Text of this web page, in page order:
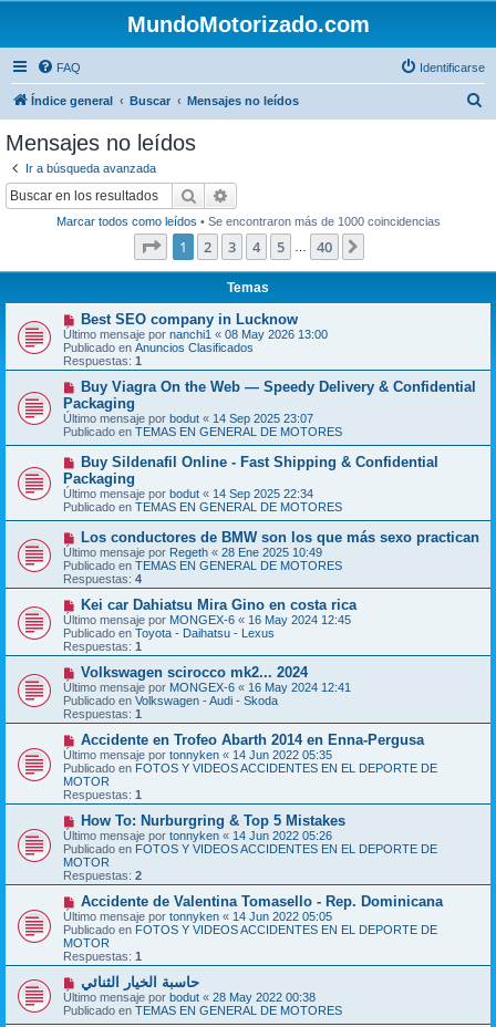
MundoMotorizado.com
FAQ Identificarse
Índice general Buscar Mensajes no leídos
Mensajes no leídos
Ir a búsqueda avanzada
Buscar
Marcar todos como leídos • Se encontraron más de 1000 coincidencias
Página de 40
1 2 3 4 5 40
Temas
N
u
e
v
o
m
e
n
s
a
j
Best SEO company in Lucknow
Último mensaje por nanchi1 « 08 May 2026 13:00
Publicado en Anuncios Clasificados
Respuestas: 1
N
e
v
o
m
n
s
a
e
Buy Viagra On the Web — Speedy Delivery & Confidential
Packaging
Último mensaje por bodut « 14 Sep 2025 23:07
Publicado en TEMAS EN GENERAL DE MOTORES
N
e
v
o
m
n
s
a
j
Buy Sildenafil Online - Fast Shipping & Confidential
Packaging
Último mensaje por bodut « 14 Sep 2025 22:34
Publicado en TEMAS EN GENERAL DE MOTORES
N
u
e
v
o
m
e
n
s
a
e
Los conductores de BMW son los que más sexo practican
Último mensaje por Regeth « 28 Ene 2025 10:49
Publicado en TEMAS EN GENERAL DE MOTORES
Respuestas: 4
N
u
e
v
o
m
e
n
s
a
e
Kei car Dahiatsu Mira Gino en costa rica
Último mensaje por MONGEX-6 « 16 May 2024 12:45
Publicado en Toyota - Daihatsu - Lexus
Respuestas: 1
N
u
e
v
o
m
e
n
s
a
j
e
Volkswagen scirocco mk2... 2024
Último mensaje por MONGEX-6 « 16 May 2024 12:41
Publicado en Volkswagen - Audi - Skoda
Respuestas: 1
N
u
e
v
o
m
e
n
s
a
j
e
Accidente en Trofeo Abarth 2014 en Enna-Pergusa
Último mensaje por tonnyken « 14 Jun 2022 05:35
Publicado en FOTOS Y VIDEOS ACCIDENTES EN EL DEPORTE DE
MOTOR
Respuestas: 1
N
u
e
v
o
m
n
s
a
j
e
How To: Nurburgring & Top 5 Mistakes
Último mensaje por tonnyken « 14 Jun 2022 05:26
Publicado en FOTOS Y VIDEOS ACCIDENTES EN EL DEPORTE DE
MOTOR
Respuestas: 2
N
u
e
v
o
m
n
s
a
Accidente de Valentina Tomasello - Rep. Dominicana
Último mensaje por tonnyken « 14 Jun 2022 05:05
Publicado en FOTOS Y VIDEOS ACCIDENTES EN EL DEPORTE DE
MOTOR
Respuestas: 1
u
e
v
حاسبة الخيار الثنائي
Último mensaje por bodut « 28 May 2022 00:38
Publicado en TEMAS EN GENERAL DE MOTORES